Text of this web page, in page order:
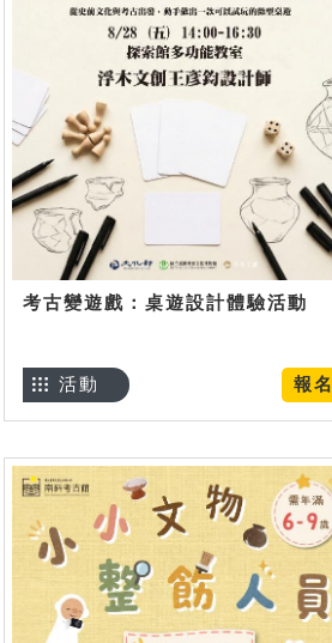
考古變遊戲：桌遊設計體驗活動
報名
活動